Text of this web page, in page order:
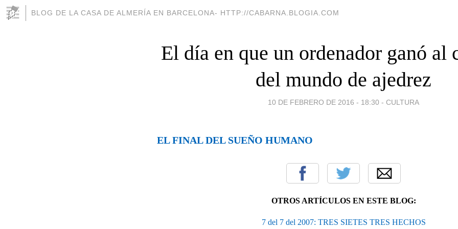
BLOG DE LA CASA DE ALMERÍA EN BARCELONA- HTTP://CABARNA.BLOGIA.COM
El día en que un ordenador ganó al
del mundo de ajedrez
10 DE FEBRERO DE 2016 - 18:30 - CULTURA
EL FINAL DEL SUEÑO HUMANO
OTROS ARTÍCULOS EN ESTE BLOG:
7 del 7 del 2007: TRES SIETES TRES HECHOS